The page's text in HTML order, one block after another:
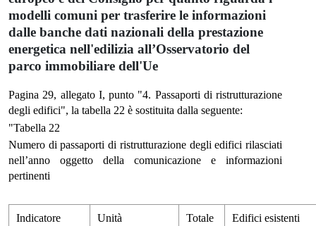
modelli comuni per trasferire le informazioni
dalle banche dati nazionali della prestazione
energetica nell'edilizia all’Osservatorio del
parco immobiliare dell'Ue
Pagina 29, allegato I, punto "4. Passaporti di ristrutturazione
degli edifici", la tabella 22 è sostituita dalla seguente:
"Tabella 22
Numero di passaporti di ristrutturazione degli edifici rilasciati
nell’anno oggetto della comunicazione e informazioni
pertinenti
Indicatore Unità
Totale
Edifici esistenti